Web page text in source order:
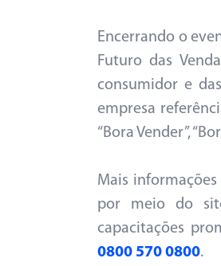
Encerrando o
Futuro das
consumidor e
empresa
“Bora Vender”,
Mais
por meio do
capacitações
0800 570 0800.